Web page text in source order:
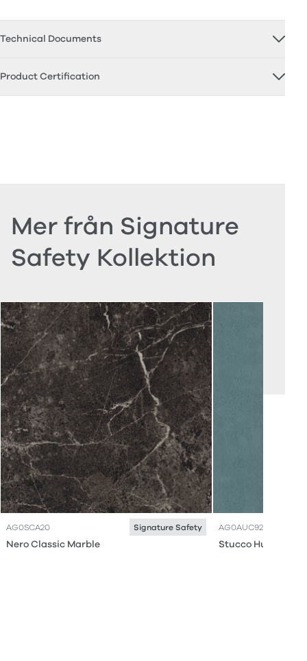
Technical Documents
Product Certification
Mer från Signature
Safety Kollektion
AG0SCA20 Signature Safety
Nero Classic Marble
AG0AUC92
Stucco